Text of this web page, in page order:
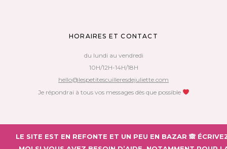
HORAIRES ET CONTACT
du lundi au vendredi
10H/12H-14H/18H
hello@lespetitescuilleresdejuliette.com
Je répondrai à tous vos messages dès que possible
Copyright 2018 – Les Petites Cuillères de Juliette